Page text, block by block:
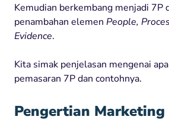
Kemudian berkembang menjadi 7P
penambahan elemen People,
Evidence.
Kita simak penjelasan mengenai
pemasaran 7P dan contohnya.
Pengertian Marketing